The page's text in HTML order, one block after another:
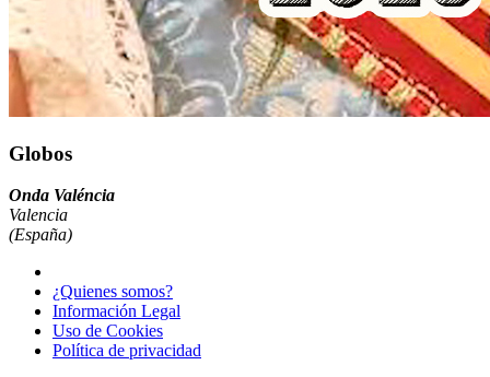
Globos
Onda Valéncia
Valencia
(España)
¿Quienes somos?
Información Legal
Uso de Cookies
Política de privacidad